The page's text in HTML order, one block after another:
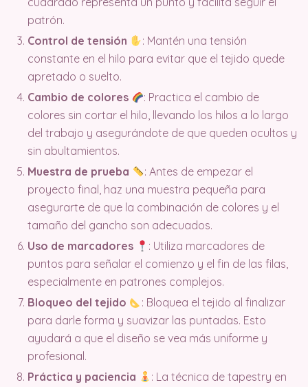
patrón.
Control de tensión
: Mantén una tensión
constante en el hilo para evitar que el tejido quede
apretado o suelto.
Cambio de colores
: Practica el cambio de
colores sin cortar el hilo, llevando los hilos a lo largo
del trabajo y asegurándote de que queden ocultos y
sin abultamientos.
Muestra de prueba
: Antes de empezar el
proyecto final, haz una muestra pequeña para
asegurarte de que la combinación de colores y el
tamaño del gancho son adecuados.
Uso de marcadores
: Utiliza marcadores de
puntos para señalar el comienzo y el fin de las filas,
especialmente en patrones complejos.
Bloqueo del tejido
: Bloquea el tejido al finalizar
para darle forma y suavizar las puntadas. Esto
ayudará a que el diseño se vea más uniforme y
profesional.
Práctica y paciencia
: La técnica de tapestry en